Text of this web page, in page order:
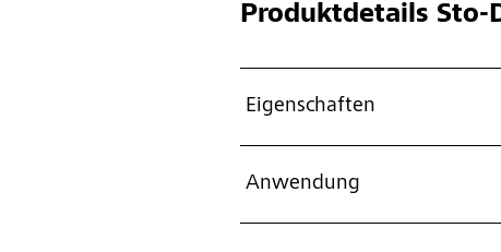
ProduktdetailsSto-
Eigenschaften
Anwendung